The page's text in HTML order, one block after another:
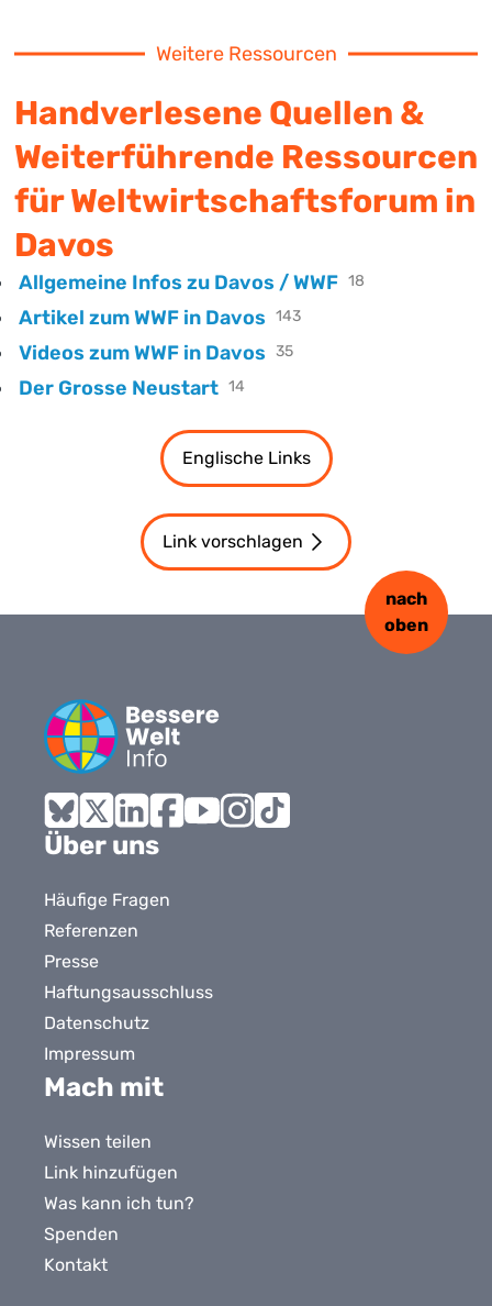
Weitere Ressourcen
Handverlesene Quellen &
Weiterführende Ressourcen
für Weltwirtschaftsforum in
Davos
Allgemeine Infos zu Davos / WWF 18
Artikel zum WWF in Davos 143
Videos zum WWF in Davos 35
Der Grosse Neustart 14
Link vorschlagen
Englische Links
Bluesky
X LinkedInFacebook
nach
oben
Über uns
Häufige Fragen
Referenzen
Presse
Haftungsausschluss
Datenschutz
Impressum
Mach mit
Wissen teilen
Link hinzufügen
Was kann ich tun?
Spenden
Kontakt